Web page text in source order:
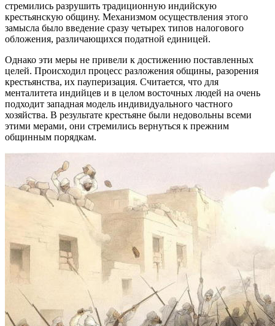
стремились разрушить традиционную индийскую
крестьянскую общину. Механизмом осуществления этого
замысла было введение сразу четырех типов налогового
обложения, различающихся податной единицей.
Однако эти меры не привели к достижению поставленных
целей. Происходил процесс разложения общины, разорения
крестьянства, их пауперизация. Считается, что для
менталитета индийцев и в целом восточных людей на очень
подходит западная модель индивидуального частного
хозяйства. В результате крестьяне были недовольны всеми
этими мерами, они стремились вернуться к прежним
общинным порядкам.